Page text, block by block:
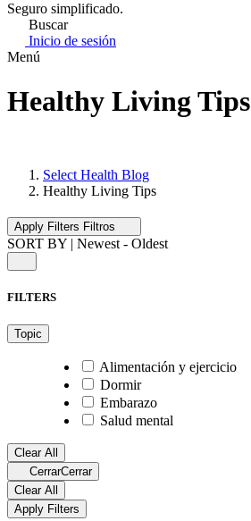
Seguro simplificado.
Buscar
Inicio de sesión
Menú
Healthy Living Tips
Select Health Blog
Healthy Living Tips
Apply Filters Filtros
SORT BY | Newest - Oldest
FILTERS
Topic
Alimentación y ejercicio
Dormir
Embarazo
Salud mental
Clear All
CerrarCerrar
Clear All
Apply Filters